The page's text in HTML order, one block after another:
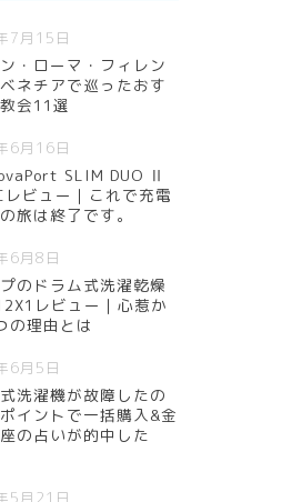
7月15日
・ローマ・フィレン
ネチアで巡ったおす
会11選
6月16日
SLIM DUO Ⅱ
レビュー｜これで充電
旅は終了です。
6月8日
のドラム式洗濯乾燥
レビュー｜心惹か
の理由とは
6月5日
洗濯機が故障したの
イントで一括購入&金
の占いが的中した
5月21日